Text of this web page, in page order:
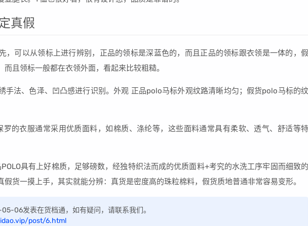
真假
，可以从领标上进行辨别，正品的领标是深蓝色的，而且正品的领标跟衣领是一体的，假
且领标一般都在衣领外面，看起来比较粗糙。
手法、色泽、凹凸感进行识别。外观 正品polo马标外观纹路清晰均匀；假货polo马标的纹
罗的衣服通常采用优质面料，如棉质、涤纶等，这些面料通常具有柔软、透气、舒适等特
具有上好棉质，足够磅数，经独特织法而成的优质面料+考究的水洗工序牢固而细致的
假货一摸上手，其实就能分辨：真货是密度高的珠粒棉料，假货质地普通非常容易变形。
06发表在货档通，如有疑问，请联系我们。
post/6.html